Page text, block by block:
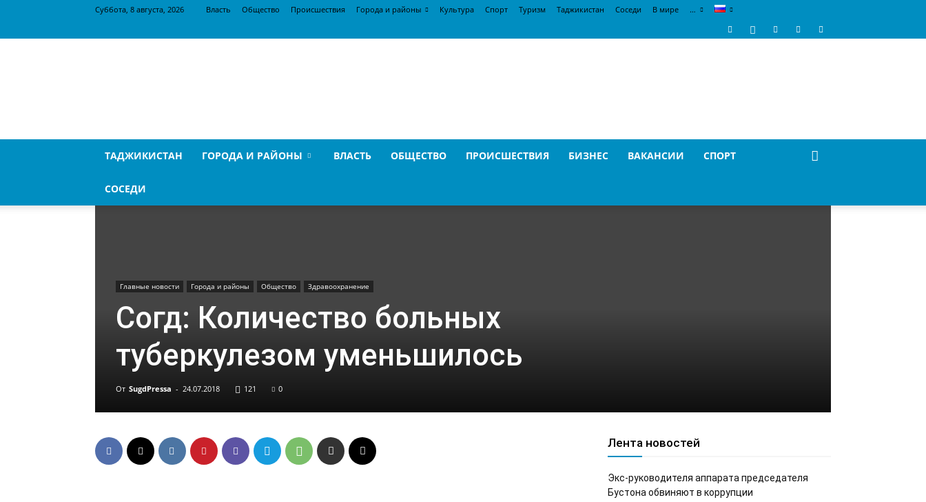
Суббота, 8 августа, 2026 Власть Общество Происшествия Города и районы Культура Спорт Туризм Таджикистан Соседи В мире …
ТАДЖИКИСТАН ГОРОДА И РАЙОНЫ ВЛАСТЬ ОБЩЕСТВО ПРОИСШЕСТВИЯ БИЗНЕС ВАКАНСИИ СПОРТ
СОСЕДИ
Главные новости Города и районы Общество Здравоохранение
Согд: Количество больных
туберкулезом уменьшилось
От SugdPressa - 24.07.2018 121 0
Лента новостей
Экс-руководителя аппарата председателя
Бустона обвиняют в коррупции